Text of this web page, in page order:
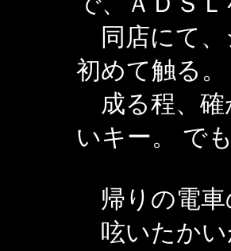
同店にて、
初めて触る。
成る程、確
いキー。 で
帰りの電車
呟いたかい